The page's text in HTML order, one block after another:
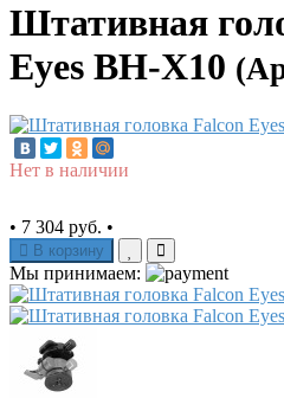
Штативная
Eyes BH-X10
Нет в наличии
• 7 304 руб. •
В корзину
Мы принимаем: